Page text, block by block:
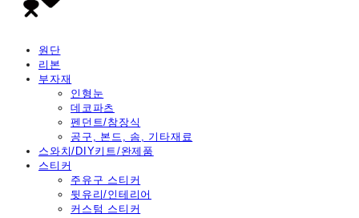
원단
리본
부자재
인형눈
데코파츠
펜던트/참장식
공구, 본드, 솜, 기타재료
스와치/DIY키트/완제품
스티커
주유구 스티커
뒷유리/인테리어
커스텀 스티커